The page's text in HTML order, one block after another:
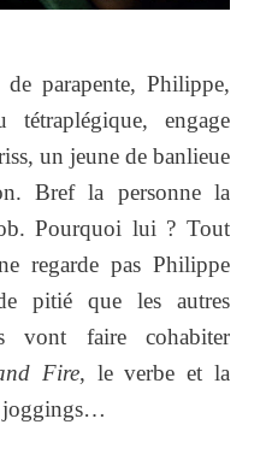
parapente, Philippe,
tétraplégique, engage
un jeune de banlieue
Bref la personne la
Pourquoi lui ? Tout
regarde pas Philippe
pitié que les autres
vont faire cohabiter
Fire, le verbe et la
joggings…